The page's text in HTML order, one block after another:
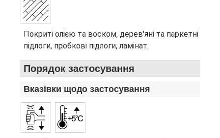
Покриті олією та воском, дерев'яні та паркетні
підлоги, пробкові підлоги, ламінат.
Порядок застосування
Вказівки щодо застосування